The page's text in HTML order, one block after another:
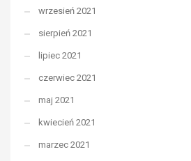
wrzesień 2021
sierpień 2021
lipiec 2021
czerwiec 2021
maj 2021
kwiecień 2021
marzec 2021